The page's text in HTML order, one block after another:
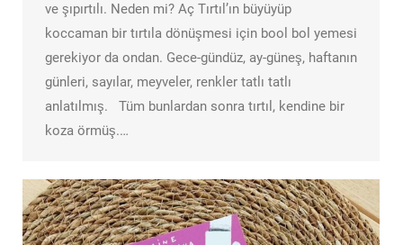
ve şıpırtılı. Neden mi? Aç Tırtıl’ın büyüyüp
koccaman bir tırtıla dönüşmesi için bool bol yemesi
gerekiyor da ondan. Gece-gündüz, ay-güneş, haftanın
günleri, sayılar, meyveler, renkler tatlı tatlı
anlatılmış. Tüm bunlardan sonra tırtıl, kendine bir
koza örmüş.…